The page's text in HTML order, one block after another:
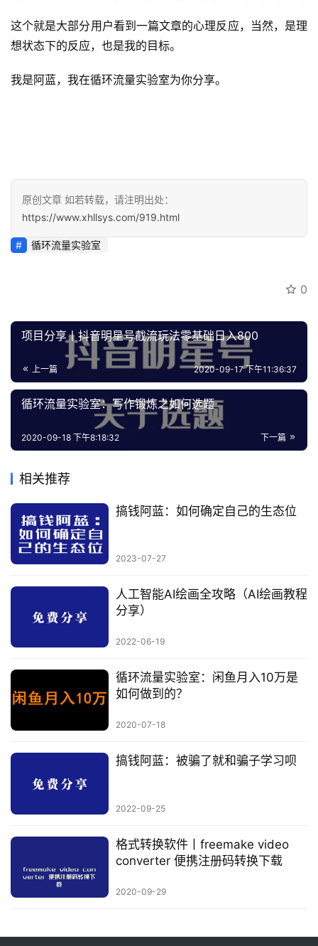
这个就是大部分用户看到一篇文章的心理反应，当然，是理
想状态下的反应，也是我的目标。
我是阿蓝，我在循环流量实验室为你分享。
原创文章 如若转载，请注明出处：
https://www.xhllsys.com/919.html
循环流量实验室
0
项目分享丨抖音明星号截流玩法零基础日入800
上一篇 2020-09-17 下午11:36:37
循环流量实验室：写作锻炼之如何选题
下一篇
2020-09-18 下午8:18:32
相关推荐
搞钱阿蓝：如何确定自己的生态位
2023-07-27
人工智能AI绘画全攻略（AI绘画教程
分享）
2022-06-19
循环流量实验室：闲鱼月入10万是
如何做到的？
2020-07-18
搞钱阿蓝：被骗了就和骗子学习呗
2022-09-25
格式转换软件丨freemake video
converter 便携注册码转换下载
2020-09-29